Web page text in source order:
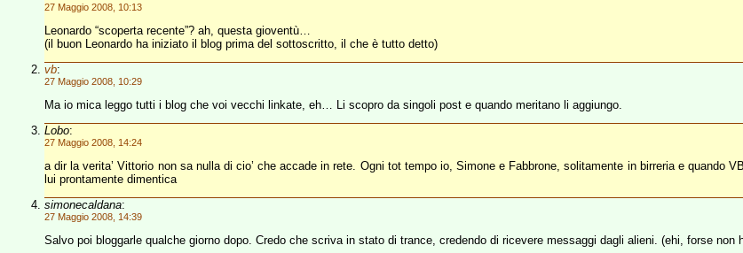
27 Maggio 2008, 10:13
Leonardo “scoperta recente”? ah, questa gioventù…
(il buon Leonardo ha iniziato il blog prima del sottoscritto, il che è tutto detto)
vb:
27 Maggio 2008, 10:29
Ma io mica leggo tutti i blog che voi vecchi linkate, eh… Li scopro da singoli post e quando meritano li aggiungo.
Lobo:
27 Maggio 2008, 14:24
a dir la verita’ Vittorio non sa nulla di cio’ che accade in rete. Ogni tot tempo io, Simone e Fabbrone, solitamente in birreria e quando
lui prontamente dimentica
simonecaldana:
27 Maggio 2008, 14:39
Salvo poi bloggarle qualche giorno dopo. Credo che scriva in stato di trance, credendo di ricevere messaggi dagli alieni. (ehi, forse